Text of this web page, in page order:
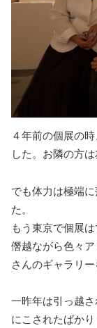
引退したスタイリス
４年前の個展の
した。お隣の方
でも体力は極端
た。
もう東京で個展
僭越ながら色々
さんのギャラリー
一昨年は引っ越
にこされたばかり